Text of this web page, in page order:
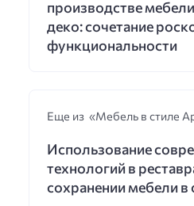
производстве
деко: сочетание
функциональности
Еще из «Мебель в стиле
Использование
технологий в
сохранении мебели